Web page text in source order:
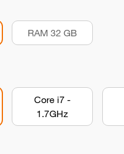
RAM 32 GB
Core i7 -
1.7GHz